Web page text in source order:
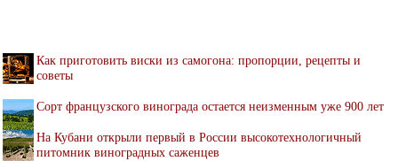
Как приготовить виски из самогона: пропорции, рецепты и
советы
Сорт французского винограда остается неизменным уже 900 лет
На Кубани открыли первый в России высокотехнологичный
питомник виноградных саженцев